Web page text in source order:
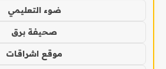
ضوء التعليمي
صحيفة برق
موقع اشراقات